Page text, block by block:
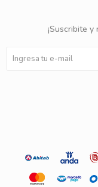
¡Suscribite